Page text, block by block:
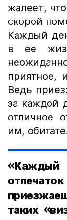
жалеет,
скорой
Каждый
в ее
приятное,
Ведь
за каждой
отличное
им,
«Каждый
таких